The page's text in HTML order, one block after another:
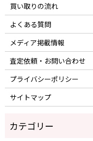
買い取りの流れ
よくある質問
メディア掲載情報
査定依頼・お問い合わせ
プライバシーポリシー
サイトマップ